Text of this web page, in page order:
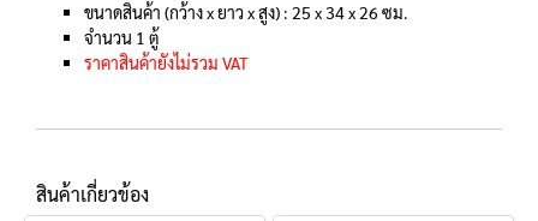
ขนาดสินค้า (กว้าง x ยาว x สูง) : 25 x 34 x 26 ซม.
จำนวน 1 ตู้
ราคาสินค้ายังไม่รวม VAT
สินค้าเกี่ยวข้อง